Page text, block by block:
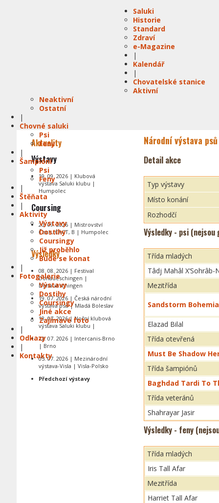
Saluki
Historie
Standard
Zdraví
e-Magazine
|
Kalendář
|
Chovatelské stanice
Aktivní
Neaktivní
Ostatní
|
Chovné saluki
Psi
Feny
|
Šampióni
Psi
Feny
|
Štěňata
|
Aktivity
Výstavy
Dostihy
Coursingy
Již proběhlo
Bude se konat
|
Fotogalerie
Výstavy
Dostihy
Coursingy
Jiné akce
Zajímavé foto
|
Odkazy
|
Kontakty
Národní výstava
Detail akce
Typ výstavy
Místo konání
Rozhodčí
Výsledky - psi
Třída mladých
Tâdj Mahâl X‘Sohrâb-
Mezitřída
Sandstorm
Elazad Bilal
Třída otevřená
Must Be Shadow
Třída šampiónů
Baghdad Tardi To
Třída veteránů
Shahrayar Jasir
Výsledky - feny
Třída mladých
Iris Tall Afar
Mezitřída
Harriet Tall Afar
Aktuality
Výstavy
19. 09. 2026 | Klubová
výstava Saluki klubu |
Humpolec
Coursing
20. 09. 2026 | Mistrovství
Čech, CACT, B | Humpolec
Výsledky
08. 08. 2026 | Festival
Donaueschingen |
Donaueschingen
19. 07. 2026 | Česká národní
výstava psů | Mladá Boleslav
18. 07. 2026 | Noční klubová
výstava Saluki klubu |
12. 07. 2026 | Intercanis-Brno
| Brno
05. 07. 2026 | Mezinárodní
výstava-Visla | Visla-Polsko
Předchozí výstavy